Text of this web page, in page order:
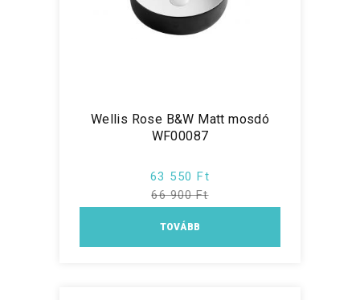
Wellis Rose B&W Matt mosdó
WF00087
63 550 Ft
66 900 Ft
TOVÁBB